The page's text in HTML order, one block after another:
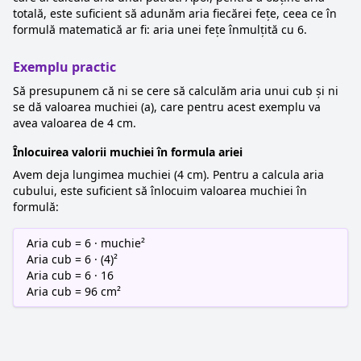
totală, este suficient să adunăm aria fiecărei fețe, ceea ce în
formulă matematică ar fi: aria unei fețe înmulțită cu 6.
Exemplu practic
Să presupunem că ni se cere să calculăm aria unui cub și ni
se dă valoarea muchiei (a), care pentru acest exemplu va
avea valoarea de 4 cm.
Înlocuirea valorii muchiei în formula ariei
Avem deja lungimea muchiei (4 cm). Pentru a calcula aria
cubului, este suficient să înlocuim valoarea muchiei în
formulă:
Aria cub = 6 · muchie²
Aria cub = 6 · (4)²
Aria cub = 6 · 16
Aria cub = 96 cm²